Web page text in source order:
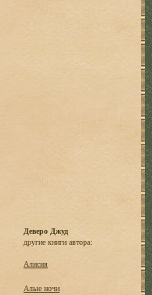
Деверо Джуд
другие книги автора:
Алисия
Алые ночи